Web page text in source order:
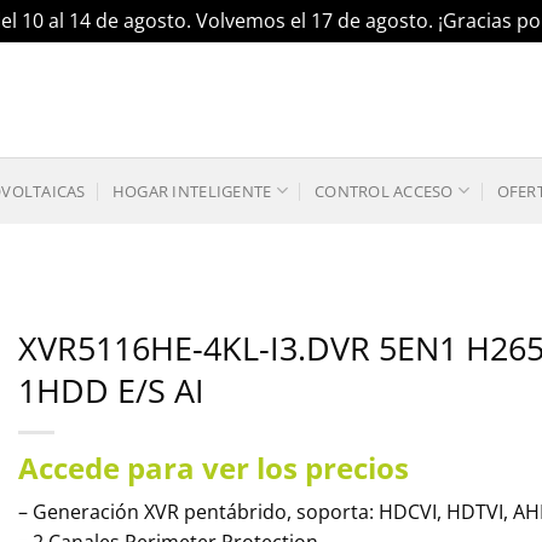
10 al 14 de agosto. Volvemos el 17 de agosto. ¡Gracias
HOGAR INTELIGENTE CONTROL ACCESO
XVR5116HE-4KL-I3.DVR 5EN1
1HDD E/S AI
Accede para ver los precios
– Generación XVR pentábrido, soporta: HDCVI, HDTVI,